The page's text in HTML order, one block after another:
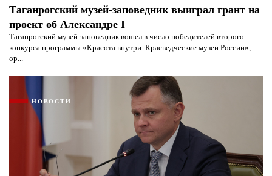
Таганрогский музей-заповедник выиграл грант на
проект об Александре I
Таганрогский музей-заповедник вошел в число победителей второго
конкурса программы «Красота внутри. Краеведческие музеи России»,
ор...
НОВОСТИ